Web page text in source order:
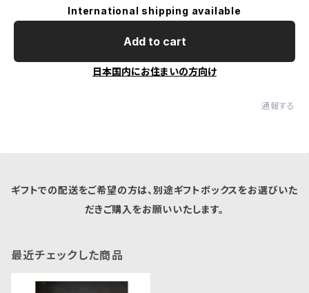
International shipping available
Add to cart
日本国内にお住まいの方向け
通報する
ギフトでの配送をご希望の方は、別途ギフトボックスをお選びいた
だきご購入をお願いいたします。
最近チェックした商品